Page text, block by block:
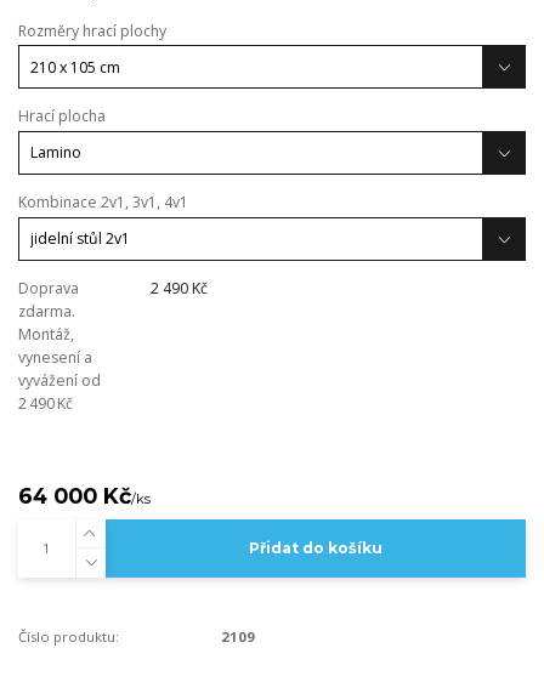
Rozměry hrací plochy
Hrací plocha
Kombinace 2v1, 3v1, 4v1
Doprava
zdarma.
Montáž,
vynesení a
vyvážení od
2 490 Kč
2 490 Kč
64 000 Kč/ks
Přidat do košíku
Číslo produktu: 2109